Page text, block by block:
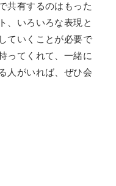
共有するのはもった
、いろいろな表現と
ていくことが必要で
ってくれて、一緒に
人がいれば、ぜひ会